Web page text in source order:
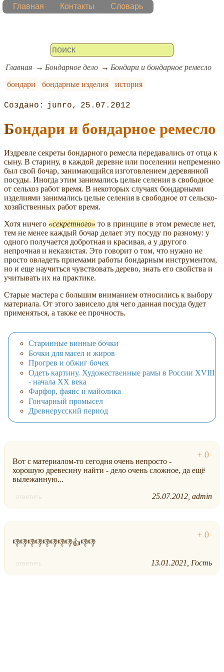
Главная Контакты Словарь
Главная Бондарное дело
Бондари и бондарное ремесло
бондари
бондарные изделия история
junro 25.07.2012
Бондари и бондарное ремесло
Издревле секреты бондарного ремесла передавались от отца к
сыну. В старину, в каждой деревне или поселении непременно
был свой бочар, занимающийся изготовлением деревянной
посуды. Иногда этим занимались целые селения в свободное
от сельхоз работ время. В некоторых случаях бондарными
изделиями занимались целые селения в свободное от сельско-
хозяйственных работ время.
Хотя ничего
секретного
то в принципе в этом ремесле нет,
тем не менее каждый бочар делает эту посуду по разному: у
одного получается добротная и красивая, а у другого
непрочная и неказистая. Это говорит о том, что нужно не
просто овладеть приемами работы бондарным инструментом,
но и еще научиться чувствовать дерево, знать его свойства и
учитывать их на практике.
Старые мастера с большим вниманием относились к выбору
материала. От этого зависело для чего данная посуда будет
применяться, а также ее прочность.
Старинные винные бочки
Бочки для масел и жиров
Прогрев и обжиг бочек
Одеть картину. Художественные рамы в России XVIII
- начала XX века
Фарфор, фаянс и майолика
Гончарный промысел
Древнерусский период
Вот с материалом-то сегодня очень непросто -
хорошую древесину найти - дело очень сложное, да ещё
вылежанную...
ответить 25.07.2012 admin
👎👎👎👎👎👎👎👎👍👎👎
ответить 13.01.2021 Гость